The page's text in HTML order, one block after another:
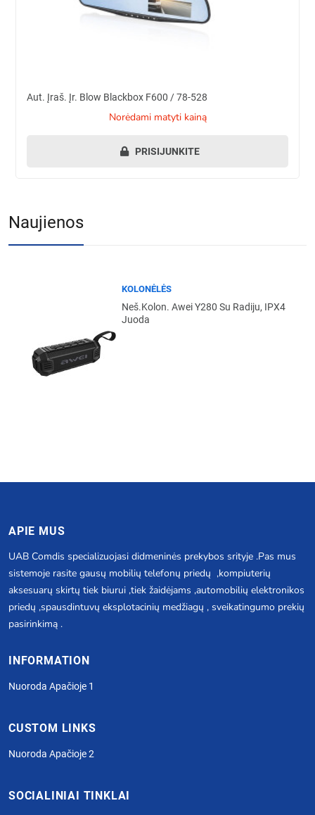
Aut. Įraš. Įr. Blow Blackbox F600 / 78-528
norėdami matyti kainą
PRISIJUNKITE
Naujienos
KOLONĖLĖS
Neš.kolon. Awei Y280 Su Radiju, IPX4
Juoda
APIE MUS
UAB Comdis specializuojasi didmeninės prekybos srityje .Pas mus
sistemoje rasite gausų mobilių telefonų priedų ,kompiuterių
aksesuarų skirtų tiek biurui ,tiek žaidėjams ,automobilių elektronikos
priedų ,spausdintuvų eksplotacinių medžiagų , sveikatingumo prekių
pasirinkimą .
INFORMATION
Nuoroda Apačioje 1
CUSTOM LINKS
Nuoroda Apačioje 2
SOCIALINIAI TINKLAI